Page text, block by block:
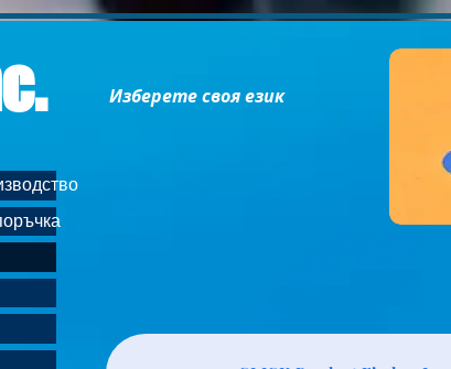
Изберете своя език